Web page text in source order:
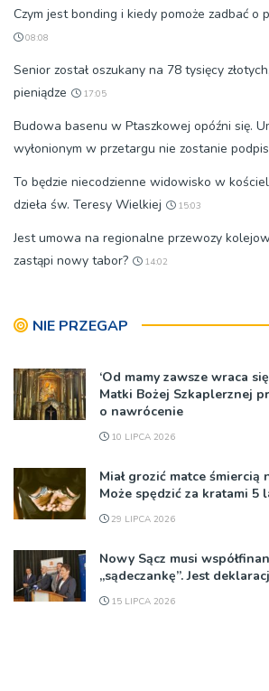
Czym jest bonding i kiedy pomoże zadbać o
08:08
Senior został oszukany na 78 tysięcy
pieniądze
17:05
Budowa basenu w Ptaszkowej opóźni się.
wyłonionym w przetargu nie zostanie
To będzie niecodzienne widowisko w
dzieła św. Teresy Wielkiej
15:03
Jest umowa na regionalne przewozy
zastąpi nowy tabor?
14:02
NIE PRZEGAP
‘Od mamy zawsze wraca
Matki Bożej Szkaplerznej
o nawrócenie
10 LIPCA 2026
Miał grozić matce śmiercią
Może spędzić za kratami 5
29 LIPCA 2026
Nowy Sącz musi
„sądeczankę”. Jest
15 LIPCA 2026